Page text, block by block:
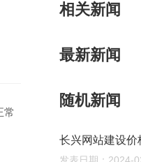
常
相关新闻
最新新闻
随机新闻
长兴网站建设价